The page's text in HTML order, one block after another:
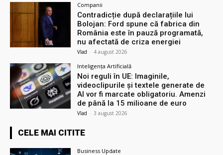
Companii
Contradicție după declarațiile lui
Bolojan: Ford spune că fabrica din
România este în pauză programată,
nu afectată de criza energiei
Vlad - 4 august 2026
Inteligența Artificială
Noi reguli în UE: Imaginile,
videoclipurile și textele generate de
AI vor fi marcate obligatoriu. Amenzi
de până la 15 milioane de euro
Vlad - 3 august 2026
CELE MAI CITITE
Business Update